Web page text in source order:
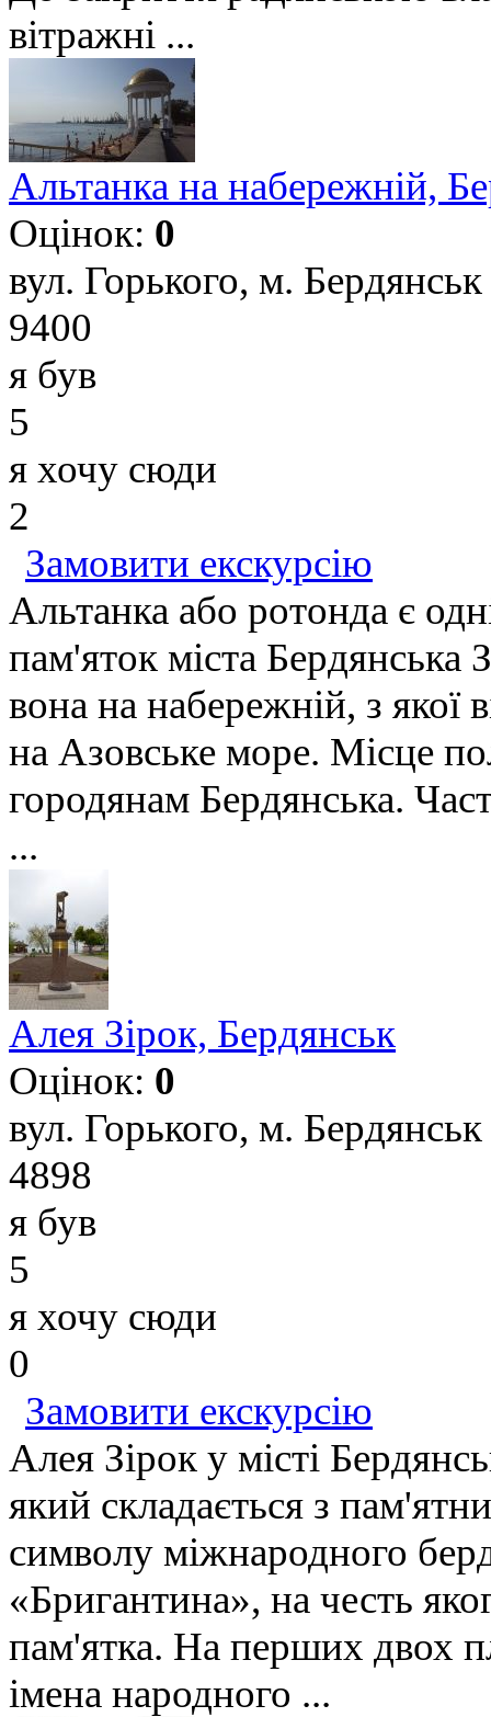
вітражні ...
Альтанка на набережній,
Оцінок: 0
вул. Горького, м.
9400
я був
5
я хочу сюди
2
Замовити екскурсію
Альтанка або ротонда є
пам'яток міста Бердянська
вона на набережній, з якої
на Азовське море. Місце
городянам Бердянська.
...
Алея Зірок, Бердянськ
Оцінок: 0
вул. Горького, м.
4898
я був
5
я хочу сюди
0
Замовити екскурсію
Алея Зірок у місті
який складається з
символу міжнародного
«Бригантина», на честь
пам'ятка. На перших двох
імена народного ...